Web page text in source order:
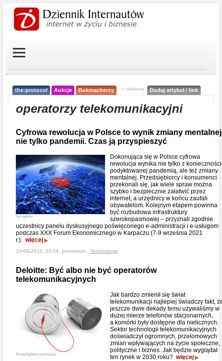
the:protocol Aukcje Bukmacherzy < reklama Dodaj artykuł / link
operatorzy telekomunikacyjni
Cyfrowa rewolucja w Polsce to wynik zmiany
nie tylko pandemii. Czas ją przyspieszyć
harvepino
Dokonująca się w Polsce cyfrowa
rewolucja wynika nie tylko z konieczności
podyktowanej pandemią, ale też zmiany
mentalnej. Przedsiębiorcy i konsumenci
przekonali się, jak wiele spraw można
szybko i bezpiecznie załatwić przez
internet, a urzędnicy w końcu zaufali
obywatelom. Kolejnym etapem powinna
być rozbudowa infrastruktury
szerokopasmowej – przyznali zgodnie
uczestnicy panelu dyskusyjnego poświęconego e-administracji i e-usługom
podczas XXX Forum Ekonomicznego w Karpaczu (7-9 września 2021
r.). więcej
13-09-2021, 10:24, pressroom , Technologie
Deloitte: Być albo nie być operatorów
telekomunikacyjnych
©istockphoto.com/iLexx
Jak bardzo zmienił się świat
telekomunikacji najlepiej świadczy fakt,
jeszcze dwie dekady temu używaliśmy w
dużej mierze telefonów stacjonarnych,
a komórki były dostępne dla nielicznych.
Sektor technologii telekomunikacyjnych
doświadczył ogromnych, przełomowych
zmian wpływających na życie społeczne,
polityczne i biznes. Jak będzie wyglądał
ten rynek w 2030 roku? więcej